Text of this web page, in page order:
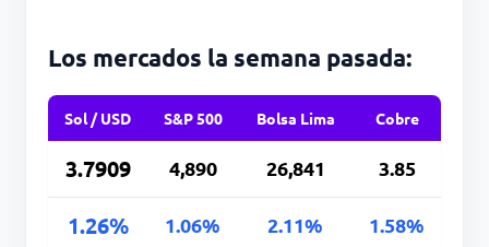
Los mercados la semana pasada:
Sol / USD S&P 500 Bolsa Lima Cobre
3.7909 4,890 26,841 3.85
1.26% 1.06% 2.11% 1.58%